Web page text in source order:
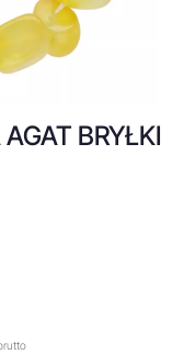
BRYŁKI